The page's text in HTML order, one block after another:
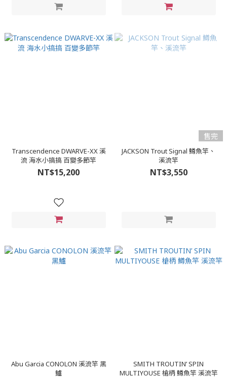
Transcendence DWARVE-XX 溪
流 海水小搞搞 百變多節竿
NT$15,200
售完
JACKSON Trout Signal 鱒魚竿、
溪流竿
NT$3,550
Abu Garcia CONOLON 溪流竿 黑
鱸
SMITH TROUTIN’ SPIN
MULTIYOUSE 槍柄 鱒魚竿 溪流竿